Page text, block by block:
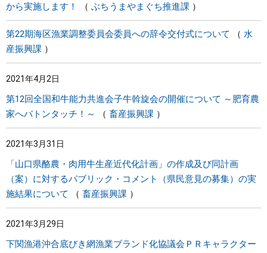
から実施します！
ぶちうまやまぐち推進課
第22期海区漁業調整委員会委員への辞令交付式について
水
産振興課
2021年4月2日
第12回全国和牛能力共進会子牛斡旋会の開催について ～肥育農
家へバトンタッチ！～
畜産振興課
2021年3月31日
「山口県酪農・肉用牛生産近代化計画」の作成及び同計画
（案）に対するパブリック・コメント（県民意見の募集）の実
施結果について
畜産振興課
2021年3月29日
下関漁港沖合底びき網漁業ブランド化協議会ＰＲキャラクター